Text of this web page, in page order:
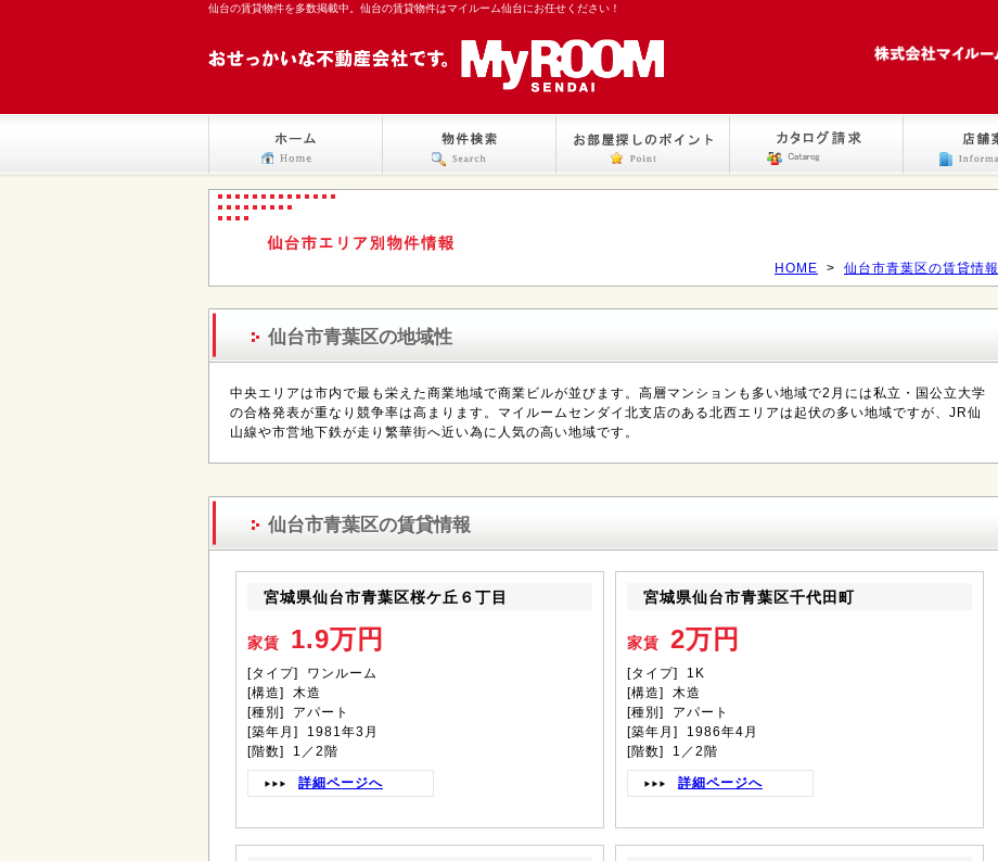
仙台の賃貸物件を多数掲載中。仙台の賃貸物件はマイルーム仙台にお任せください！
HOME > 仙台市青葉区の賃貸情報
仙台市青葉区の地域性
中央エリアは市内で最も栄えた商業地域で商業ビルが並びます。高層マンションも多い地域で2月には私立・国公立大学
の合格発表が重なり競争率は高まります。マイルームセンダイ北支店のある北西エリアは起伏の多い地域ですが、JR仙
山線や市営地下鉄が走り繁華街へ近い為に人気の高い地域です。
仙台市青葉区の賃貸情報
宮城県仙台市青葉区桜ケ丘６丁目
家賃 1.9万円
[タイプ] ワンルーム
[構造] 木造
[種別] アパート
[築年月] 1981年3月
[階数] 1／2階
詳細ページへ
宮城県仙台市青葉区千代田町
家賃 2万円
[タイプ] 1K
[構造] 木造
[種別] アパート
[築年月] 1986年4月
[階数] 1／2階
詳細ページへ